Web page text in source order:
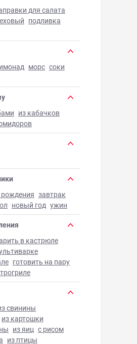
для салата
подливка
морс соки
из кабачков
рождения завтрак
новый год ужин
в кастрюле
готовить на пару
свинины
из картошки
из яиц с рисом
из птицы